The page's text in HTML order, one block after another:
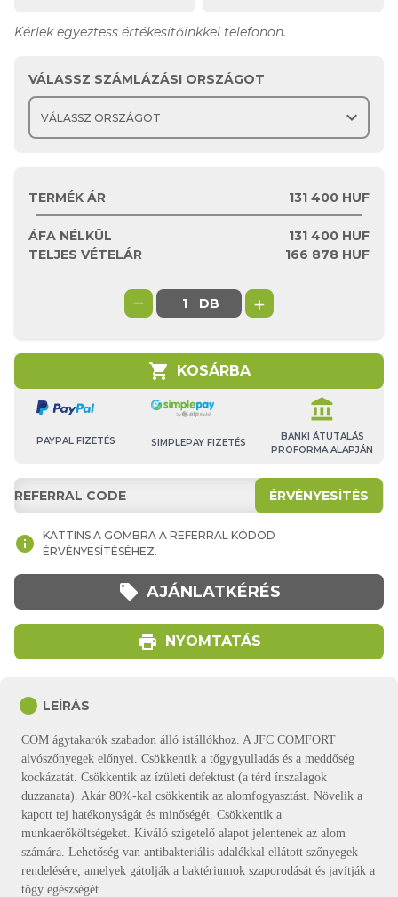
Kérlek egyeztess értékesítőinkkel telefonon.
VÁLASSZ SZÁMLÁZÁSI ORSZÁGOT
expand_more
TERMÉK ÁR 131 400 HUF
ÁFA NÉLKÜL 131 400 HUF
TELJES VÉTELÁR
166 878 HUF
− DB +
shopping_cart KOSÁRBA
PAYPAL FIZETÉS SIMPLEPAY FIZETÉS
account_balance
BANKI ÁTUTALÁS
PROFORMA ALAPJÁN
ÉRVÉNYESÍTÉS
info
KATTINS A GOMBRA A REFERRAL KÓDOD
ÉRVÉNYESÍTÉSÉHEZ.
local_offer AJÁNLATKÉRÉS
print NYOMTATÁS
circle LEÍRÁS
COM ágytakarók szabadon álló istállókhoz. A JFC COMFORT
alvószőnyegek előnyei. Csökkentik a tőgygyulladás és a meddőség
kockázatát. Csökkentik az ízületi defektust (a térd ínszalagok
duzzanata). Akár 80%-kal csökkentik az alomfogyasztást. Növelik a
kapott tej hatékonyságát és minőségét. Csökkentik a
munkaerőköltségeket. Kiváló szigetelő alapot jelentenek az alom
számára. Lehetőség van antibakteriális adalékkal ellátott szőnyegek
rendelésére, amelyek gátolják a baktériumok szaporodását és javítják a
tőgy egészségét.